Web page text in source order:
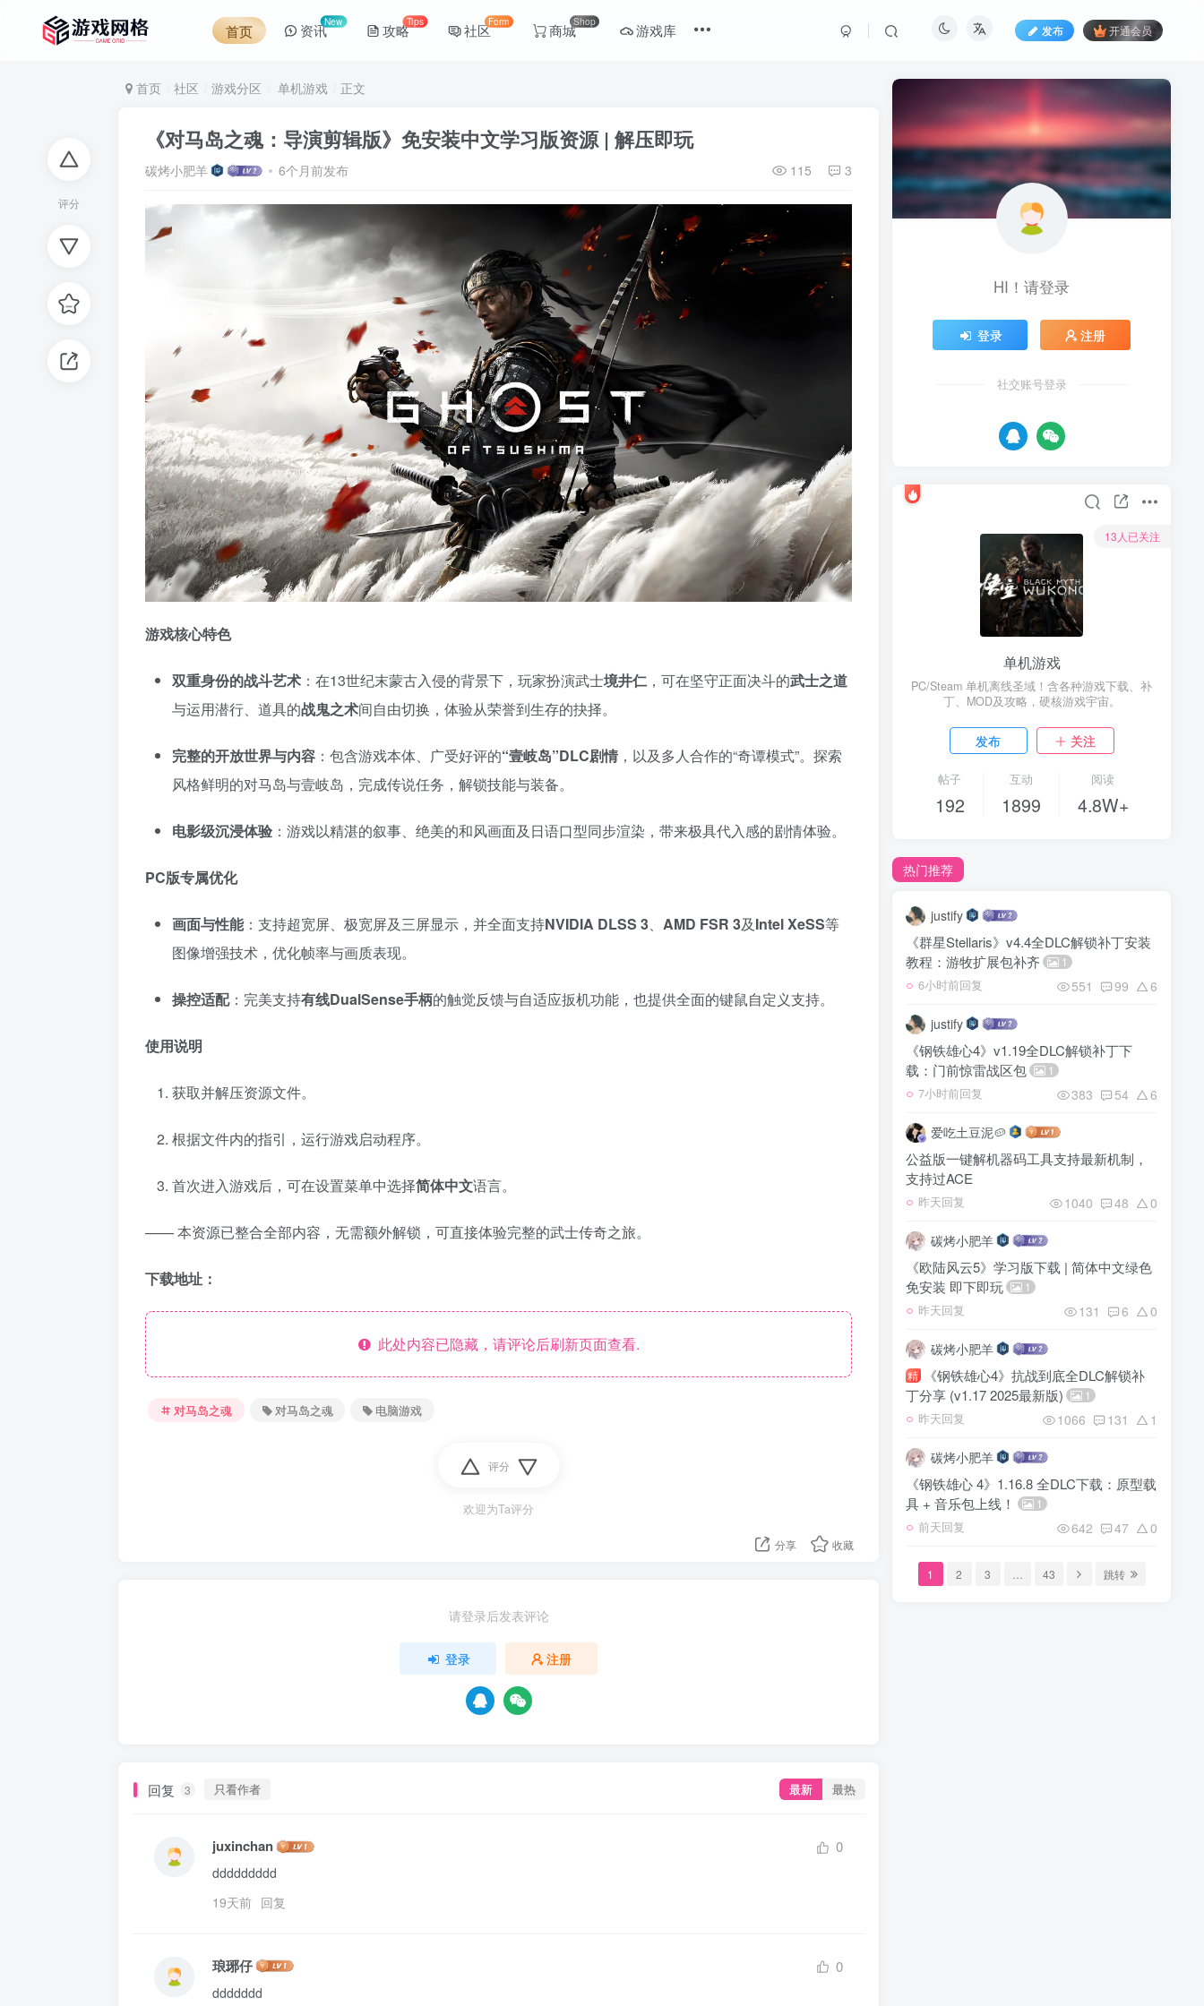
首页 资讯New 攻略Tips 社区Form 商城Shop 游戏库 发布 开通会员
评分
首页 社区 游戏分区 单机游戏 正文
《对马岛之魂：导演剪辑版》免安装中文学习版资源 | 解压即玩
碳烤小肥羊 6个月前发布 115 3
游戏核心特色
双重身份的战斗艺术 ：在13世纪末蒙古入侵的背景下，玩家扮演武士境井仁，可在坚守正面决斗的武士之道
与运用潜行、道具的战鬼之术间自由切换，体验从荣誉到生存的抉择。
完整的开放世界与内容 ：包含游戏本体、广受好评的“壹岐岛”DLC剧情 ，以及多人合作的“奇谭模式”。探索
风格鲜明的对马岛与壹岐岛，完成传说任务，解锁技能与装备。
电影级沉浸体验 ：游戏以精湛的叙事、绝美的和风画面及日语口型同步渲染，带来极具代入感的剧情体验。
PC版专属优化
画面与性能：支持超宽屏、极宽屏及三屏显示，并全面支持NVIDIA DLSS 3、 AMD FSR 3及Intel XeSS等
图像增强技术，优化帧率与画质表现。
操控适配：完美支持有线DualSense手柄的触觉反馈与自适应扳机功能，也提供全面的键鼠自定义支持。
使用说明
获取并解压资源文件。
根据文件内的指引，运行游戏启动程序。
首次进入游戏后，可在设置菜单中选择简体中文语言。
—— 本资源已整合全部内容，无需额外解锁，可直接体验完整的武士传奇之旅。
下载地址：
此处内容已隐藏，请评论后刷新页面查看.
对马岛之魂 对马岛之魂 电脑游戏
评分
欢迎为Ta评分
分享 收藏
请登录后发表评论
登录 注册
回复 3 只看作者 最新 最热
juxinchan 0
ddddddddd
19天前 回复
琅琊仔 0
ddddddd
HI！请登录
登录 注册
社交账号登录
13人已关注
单机游戏
PC/Steam 单机离线圣域！含各种游戏下载、补
丁、MOD及攻略，硬核游戏宇宙。
发布 关注
帖子
192
互动
1899
阅读
4.8W+
热门推荐
justify
《群星Stellaris》v4.4全DLC解锁补丁安装
教程：游牧扩展包补齐
1
6小时前回复 551 99 6
justify
《钢铁雄心4》v1.19全DLC解锁补丁下
载：门前惊雷战区包
1
7小时前回复 383 54 6
爱吃土豆泥🥔
公益版一键解机器码工具支持最新机制，
支持过ACE
昨天回复 1040 48 0
碳烤小肥羊
《欧陆风云5》学习版下载 | 简体中文绿色
免安装 即下即玩
1
昨天回复 131 6 0
碳烤小肥羊
精
《钢铁雄心4》抗战到底全DLC解锁补
丁分享 (v1.17 2025最新版)
1
昨天回复 1066 131 1
碳烤小肥羊
《钢铁雄心 4》1.16.8 全DLC下载：原型载
具 + 音乐包上线！
1
前天回复 642 47 0
1 2 3 43 跳转